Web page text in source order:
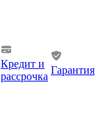
Кредит и
рассрочка
Гарантия